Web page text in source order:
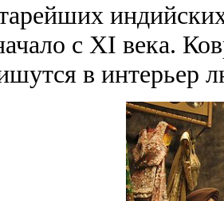
индийских
с XI века.
в интерьер